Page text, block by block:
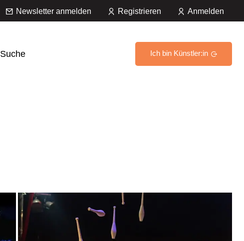
Newsletter anmelden Registrieren Anmelden
Suche Ich bin Künstler:in